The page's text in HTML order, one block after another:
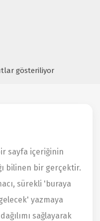
gösteriliyor
sayfa içeriğinin
bilinen bir gerçektir.
sürekli 'buraya
yazmaya
sağlayarak